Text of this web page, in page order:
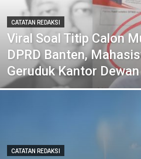
CATATAN REDAKSI
Viral Soal Titip Calon
DPRD Banten,
Geruduk Kantor Dewan
CATATAN REDAKSI